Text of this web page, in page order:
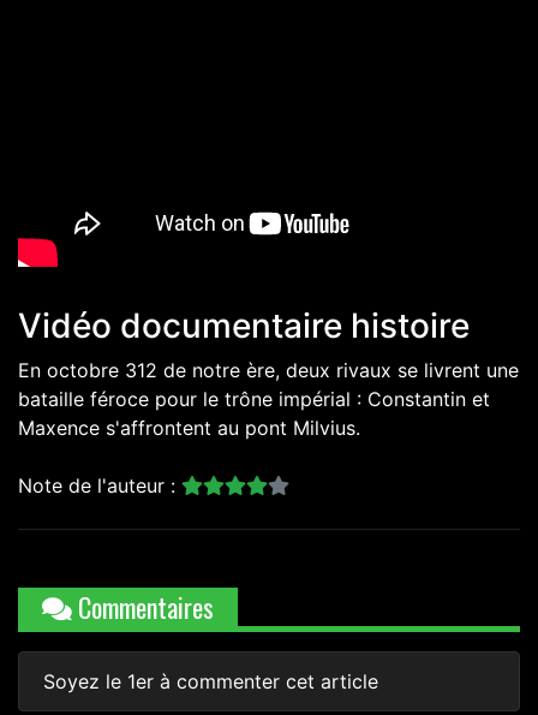
Vidéo documentaire histoire
En octobre 312 de notre ère, deux rivaux se livrent une
bataille féroce pour le trône impérial : Constantin et
Maxence s'affrontent au pont Milvius.
Note de l'auteur :
Commentaires
Soyez le 1er à commenter cet article